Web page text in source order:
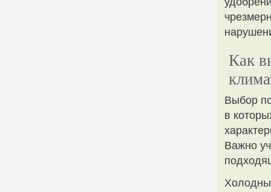
Как
Выбор
в
Важно